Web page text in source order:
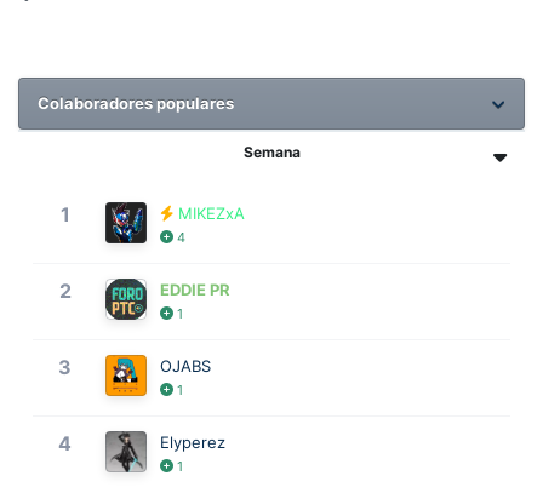
Colaboradores populares
Semana
1 MIKEZxA
4
2 EDDIE PR
1
3 OJABS
1
4 Elyperez
1